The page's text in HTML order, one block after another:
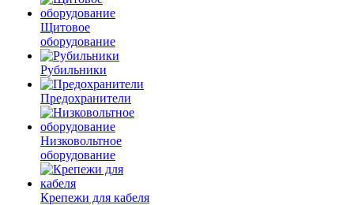
Щитовое
оборудование
Рубильники
Предохранители
Низковольтное
оборудование
Крепежи для кабеля